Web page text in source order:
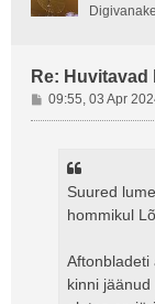
Digivanake
Re:
P
o
09:55, 03 Apr
Suured
hommikul
Aftonbladeti
kinni